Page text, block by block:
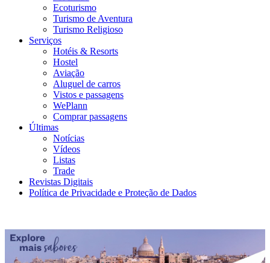
Ecoturismo
Turismo de Aventura
Turismo Religioso
Serviços
Hotéis & Resorts
Hostel
Aviação
Aluguel de carros
Vistos e passagens
WePlann
Comprar passagens
Últimas
Notícias
Vídeos
Listas
Trade
Revistas Digitais
Política de Privacidade e Proteção de Dados